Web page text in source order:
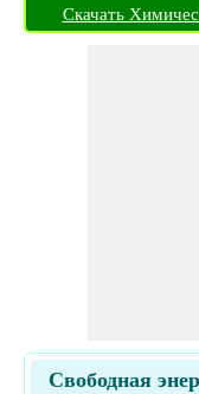
Скачать
Свободная